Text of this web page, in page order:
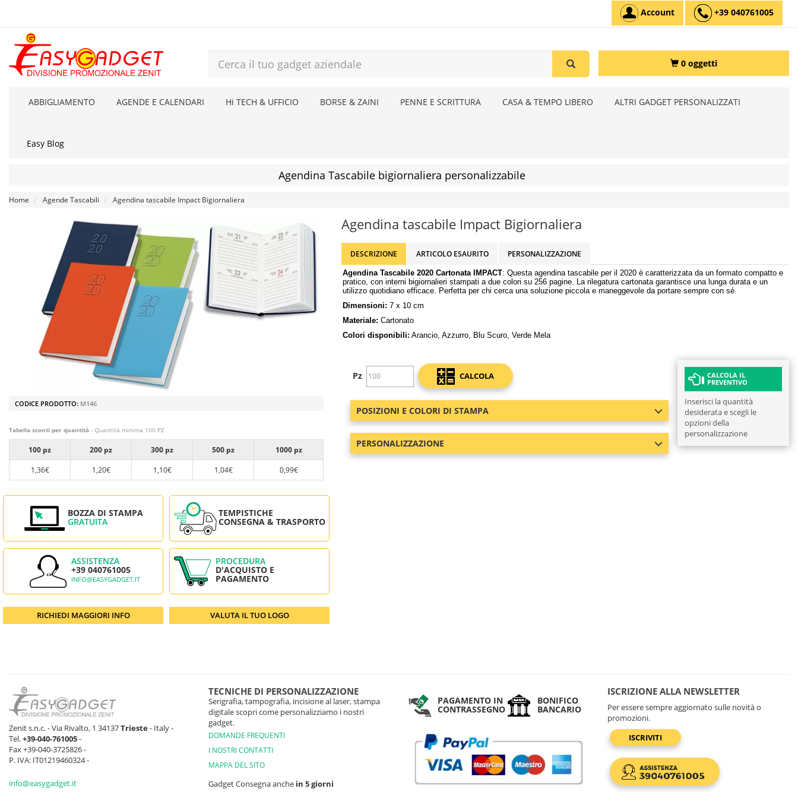
Account +39 040761005
0 oggetti
ABBIGLIAMENTO AGENDE E CALENDARI Hi TECH & UFFICIO BORSE & ZAINI PENNE E SCRITTURA CASA & TEMPO LIBERO ALTRI GADGET PERSONALIZZATI
Easy Blog
Agendina Tascabile bigiornaliera personalizzabile
Home Agende Tascabili Agendina tascabile Impact Bigiornaliera
CODICE PRODOTTO: M146
Tabella sconti per quantità - Quantità minima 100 PZ
100 pz 200 pz 300 pz 500 pz
1000 pz
1,36€
1,20€ 1,10€ 1,04€ 0,99€
BOZZA DI STAMPA
GRATUITA
TEMPISTICHE
CONSEGNA & TRASPORTO
ASSISTENZA
+39 040761005
INFO@EASYGADGET.IT
PROCEDURA
D'ACQUISTO E
PAGAMENTO
RICHIEDI MAGGIORI INFO VALUTA IL TUO LOGO
Agendina tascabile Impact Bigiornaliera
DESCRIZIONE ARTICOLO ESAURITO PERSONALIZZAZIONE
Agendina Tascabile 2020 Cartonata IMPACT: Questa agendina tascabile per il 2020 è caratterizzata da un formato compatto e
pratico, con interni bigiornalieri stampati a due colori su 256 pagine. La rilegatura cartonata garantisce una lunga durata e un
utilizzo quotidiano efficace. Perfetta per chi cerca una soluzione piccola e maneggevole da portare sempre con sé.
Dimensioni: 7 x 10 cm
Materiale: Cartonato
Colori disponibili: Arancio, Azzurro, Blu Scuro, Verde Mela
Pz CALCOLA
POSIZIONI E COLORI DI STAMPA
PERSONALIZZAZIONE
CALCOLA IL
PREVENTIVO
Inserisci la quantità
desiderata e scegli le
opzioni della
personalizzazione
Zenit s.n.c. - Via Rivalto, 1 34137Trieste- Italy -
Tel.+39-040-761005-
Fax +39-040-3725826 -
P. IVA: IT01219460324 -
info@easygadget.it
TECNICHE DI PERSONALIZZAZIONE
Serigrafia, tampografia, incisione al laser, stampa
digitale scopri come personalizziamo i nostri
gadget.
DOMANDE FREQUENTI
I NOSTRI CONTATTI
MAPPA DEL SITO
Gadget Consegna anche in 5 giorni
PAGAMENTO IN
CONTRASSEGNO
BONIFICO
BANCARIO
ISCRIZIONE ALLA NEWSLETTER
Per essere sempre aggiornato sulle novità o
promozioni.
ISCRIVITI